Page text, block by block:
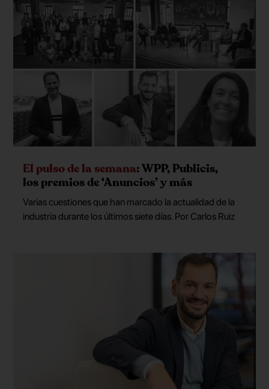
El pulso de la semana: WPP, Publicis,
los premios de ‘Anuncios’ y más
Varias cuestiones que han marcado la actualidad de la
industria durante los últimos siete días. Por Carlos Ruiz